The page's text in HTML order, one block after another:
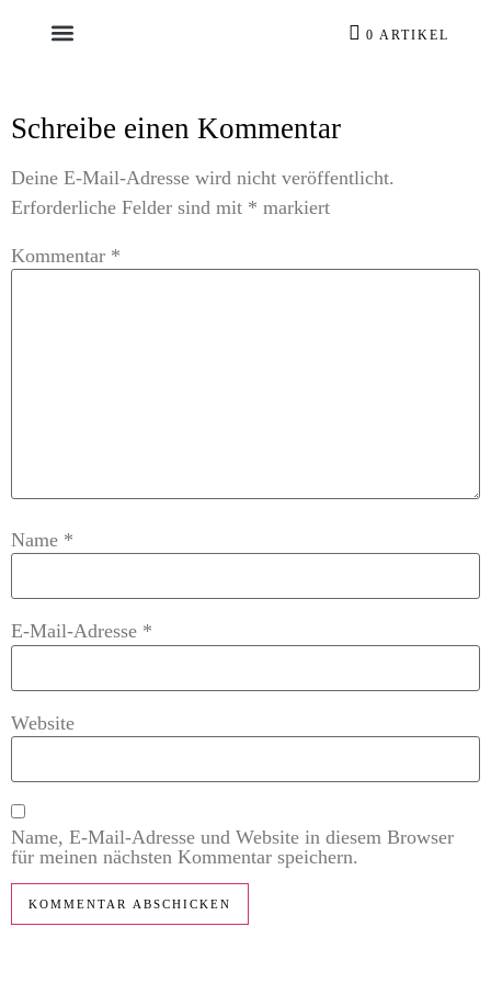
0 ARTIKEL
Schreibe einen Kommentar
Deine E-Mail-Adresse wird nicht veröffentlicht.
Erforderliche Felder sind mit * markiert
Kommentar *
Name *
E-Mail-Adresse *
Website
Name, E-Mail-Adresse und Website in diesem Browser
für meinen nächsten Kommentar speichern.